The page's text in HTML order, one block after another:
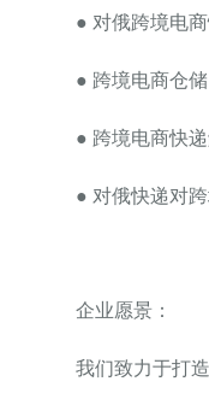
● 对俄跨境电
● 跨境电商仓储
● 跨境电商快
● 对俄快递对
企业愿景：
我们致力于打